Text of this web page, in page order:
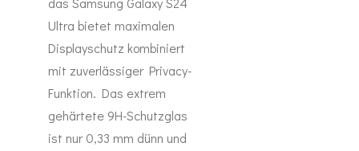
Ultra bietet maximalen
Displayschutz kombiniert
mit zuverlässiger Privacy-
Funktion. Das extrem
gehärtete 9H-Schutzglas
ist nur 0,33 mm dünn und